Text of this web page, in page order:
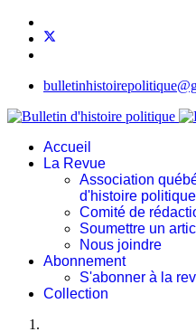
Accueil
La Revue
Association
d'histoire politique
Comité de
Soumettre un
Nous joindre
Abonnement
S'abonner à la
Collection